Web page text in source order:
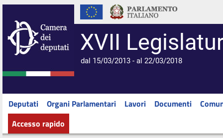
XVII
dal 15/03/2013 - al 22/03/2018
Deputati Organi Parlamentari Lavori Documenti
Accesso rapido